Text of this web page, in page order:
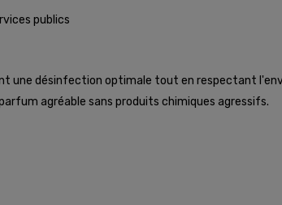
publics
une désinfection optimale tout en respectant
agréable sans produits chimiques agressifs.